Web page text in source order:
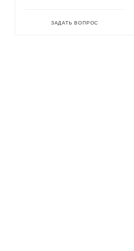
ЗАДАТЬ ВОПРОС